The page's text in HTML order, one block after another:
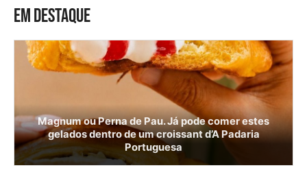
EM DESTAQUE
Magnum ou Perna de Pau. Já pode comer estes
gelados dentro de um croissant d’A Padaria
Portuguesa